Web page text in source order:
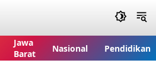
Jawa
Barat
Nasional Pendidikan